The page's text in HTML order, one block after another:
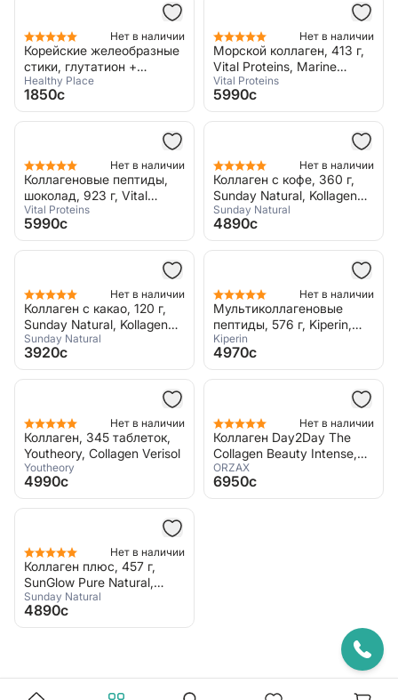
Нет в наличии
Корейские желеобразные
стики, глутатион +
коллаген, вкус зелёного
яблока, 14 стиков
Healthy Place
1850c
Нет в наличии
Морской коллаген, 413 г,
Vital Proteins, Marine
Collagen
Vital Proteins
5990c
Нет в наличии
Коллагеновые пептиды,
шоколад, 923 г, Vital
Proteins, Collagen Peptides
Vital Proteins
5990c
Нет в наличии
Коллаген с кофе, 360 г,
Sunday Natural, Kollagen
Coffee SunGlow Pure
Sunday Natural
4890c
Нет в наличии
Коллаген с какао, 120 г,
Sunday Natural, Kollagen
Cacao SunGlow Luxe
Sunday Natural
3920c
Нет в наличии
Мультиколлагеновые
пептиды, 576 г, Kiperin,
Collagen Purple
Kiperin
4970c
Нет в наличии
Коллаген, 345 таблеток,
Youtheory, Collagen Verisol
Youtheory
4990c
Нет в наличии
Коллаген Day2Day The
Collagen Beauty Intense,
10000 мг, 90 пакетиков,
ORZAX
ORZAX
6950c
Нет в наличии
Коллаген плюс, 457 г,
SunGlow Pure Natural,
Sunday Natural
Sunday Natural
4890c